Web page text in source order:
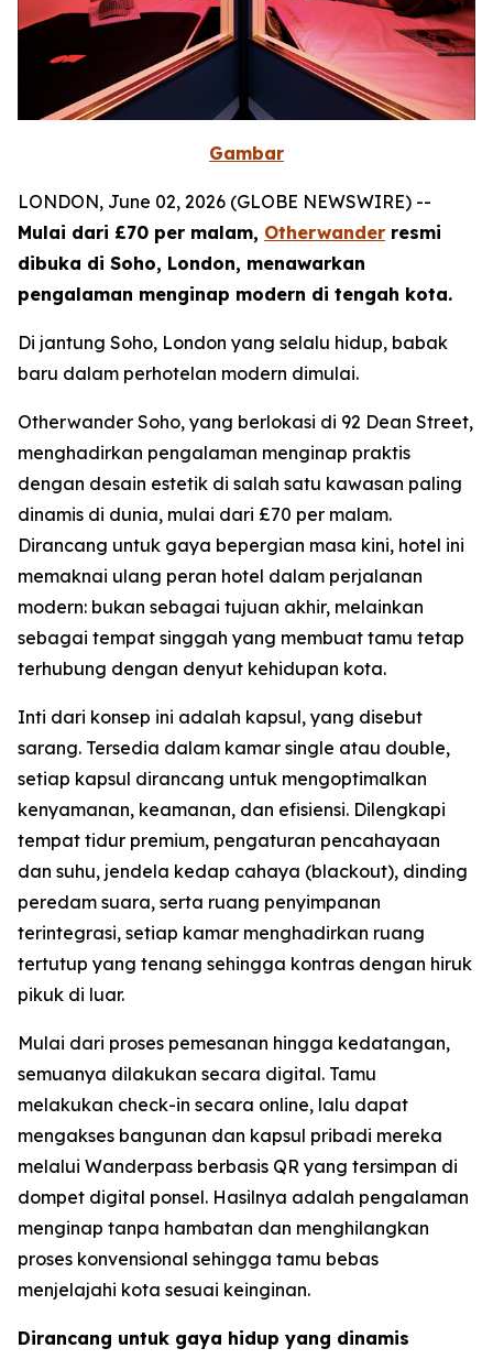
Gambar
LONDON, June 02, 2026 (GLOBE NEWSWIRE) --
Mulai dari £70 per malam, Otherwander resmi
dibuka di Soho, London, menawarkan
pengalaman menginap modern di tengah kota.
Di jantung Soho, London yang selalu hidup, babak
baru dalam perhotelan modern dimulai.
Otherwander Soho, yang berlokasi di 92 Dean Street,
menghadirkan pengalaman menginap praktis
dengan desain estetik di salah satu kawasan paling
dinamis di dunia, mulai dari £70 per malam.
Dirancang untuk gaya bepergian masa kini, hotel ini
memaknai ulang peran hotel dalam perjalanan
modern: bukan sebagai tujuan akhir, melainkan
sebagai tempat singgah yang membuat tamu tetap
terhubung dengan denyut kehidupan kota.
Inti dari konsep ini adalah kapsul, yang disebut
sarang. Tersedia dalam kamar single atau double,
setiap kapsul dirancang untuk mengoptimalkan
kenyamanan, keamanan, dan efisiensi. Dilengkapi
tempat tidur premium, pengaturan pencahayaan
dan suhu, jendela kedap cahaya (blackout), dinding
peredam suara, serta ruang penyimpanan
terintegrasi, setiap kamar menghadirkan ruang
tertutup yang tenang sehingga kontras dengan hiruk
pikuk di luar.
Mulai dari proses pemesanan hingga kedatangan,
semuanya dilakukan secara digital. Tamu
melakukan check-in secara online, lalu dapat
mengakses bangunan dan kapsul pribadi mereka
melalui Wanderpass berbasis QR yang tersimpan di
dompet digital ponsel. Hasilnya adalah pengalaman
menginap tanpa hambatan dan menghilangkan
proses konvensional sehingga tamu bebas
menjelajahi kota sesuai keinginan.
Dirancang untuk gaya hidup yang dinamis